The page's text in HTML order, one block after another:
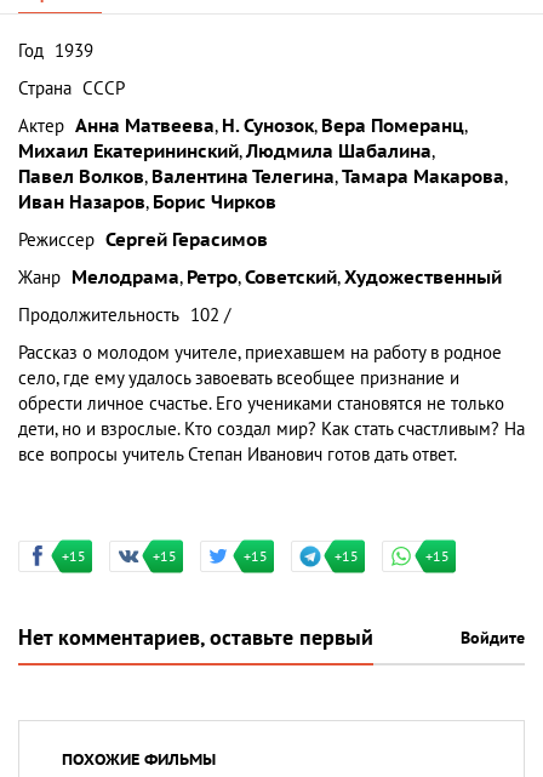
Год 1939
Страна СССР
Актер Анна Матвеева, Н. Сунозок, Вера Померанц,
Михаил Екатерининский,Людмила Шабалина,
Павел Волков, Валентина Телегина,Тамара Макарова,
Иван Назаров, Борис Чирков
Режиссер Сергей Герасимов
Жанр Мелодрама, Ретро,Советский,Художественный
Продолжительность 102 /
Рассказ о молодом учителе, приехавшем на работу в родное
село, где ему удалось завоевать всеобщее признание и
обрести личное счастье. Его учениками становятся не только
дети, но и взрослые. Кто создал мир? Как стать счастливым? На
все вопросы учитель Степан Иванович готов дать ответ.
+15 +15 +15 +15 +15
Нет комментариев, оставьте первый Войдите
ПОХОЖИЕ ФИЛЬМЫ